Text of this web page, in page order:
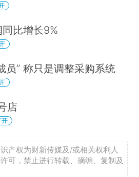
比增长9%
员” 称只是调整采购系统
店
开
产权为财新传媒及/或相关权利人
可，禁止进行转载、摘编、复制及